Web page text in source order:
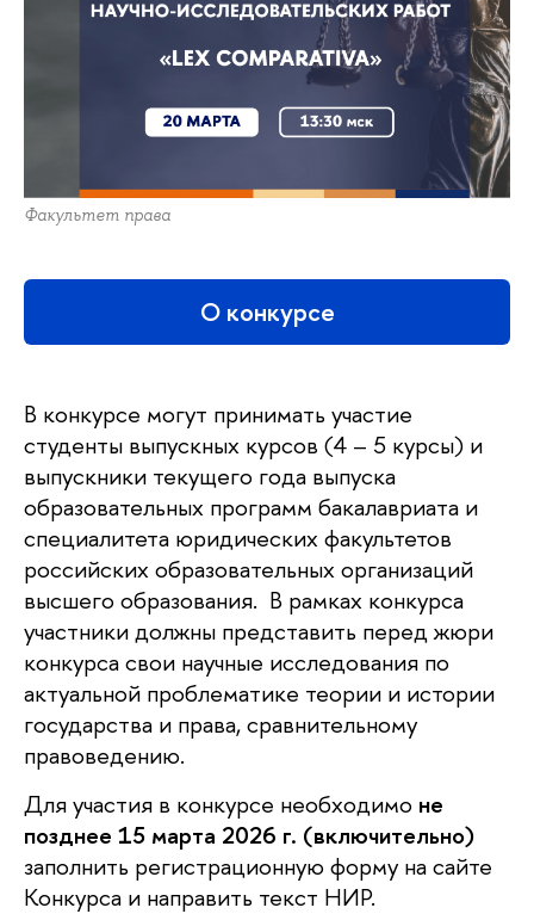
Факультет права
О конкурсе
В конкурсе могут принимать участие
студенты выпускных курсов (4 – 5 курсы) и
выпускники текущего года выпуска
образовательных программ бакалавриата и
специалитета юридических факультетов
российских образовательных организаций
высшего образования. В рамках конкурса
участники должны представить перед жюри
конкурса свои научные исследования по
актуальной проблематике теории и истории
государства и права, сравнительному
правоведению.
Для участия в конкурсе необходимо не
позднее 15 марта 2026 г. (включительно)
заполнить регистрационную форму на сайте
Конкурса и направить текст НИР.